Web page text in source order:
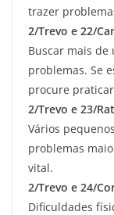
trazer
2/Trevo e 22/
Buscar mais
problemas. Se
procure
2/Trevo e 23/
Vários
problemas
vital.
2/Trevo e 24/
Dificuldades